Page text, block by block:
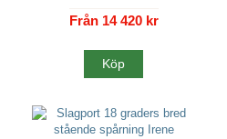
Från 14 420 kr
Köp